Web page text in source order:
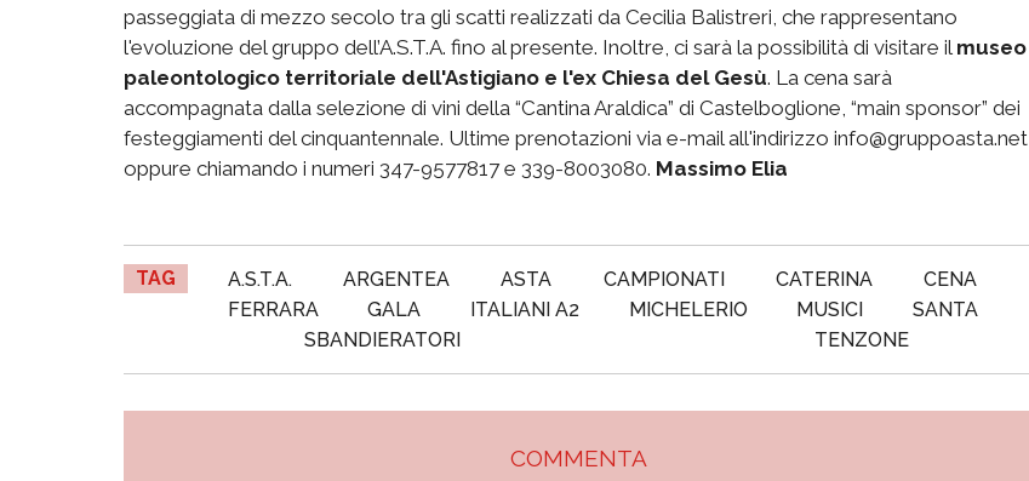
passeggiata di mezzo secolo tra gli scatti realizzati da Cecilia Balistreri, che rappresentano
l'evoluzione del gruppo dell’A.S.T.A. fino al presente. Inoltre, ci sarà la possibilità di visitare il museo
paleontologico territoriale dell'Astigiano e l'ex Chiesa del Gesù. La cena sarà
accompagnata dalla selezione di vini della “Cantina Araldica” di Castelboglione, “main sponsor” dei
festeggiamenti del cinquantennale. Ultime prenotazioni via e-mail all'indirizzo info@gruppoasta.net
oppure chiamando i numeri 347-9577817 e 339-8003080. Massimo Elia
TAG A.S.T.A. ARGENTEA ASTA CAMPIONATI CATERINA
CENA
FERRARA
GALA ITALIANI A2 MICHELERIO MUSICI
SANTA
SBANDIERATORI
TENZONE
COMMENTA